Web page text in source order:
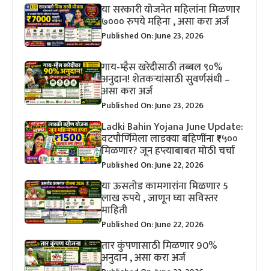
या सरकारी योजनेत महिलांना मिळणार
७००० रुपये महिना , असा करा अर्ज
Published On: June 23, 2026
गाय-म्हैस खरेदीसाठी तब्बल ९०%
अनुदान! शेतकऱ्यांसाठी सुवर्णसंधी –
असा करा अर्ज
Published On: June 23, 2026
Ladki Bahin Yojana June Update:
वटपौर्णिमेला लाडक्या बहिणींना ₹१५००
मिळणार? जून हप्त्याबाबत मोठी चर्चा
Published On: June 22, 2026
या ऊसतोड कामगारांना मिळणार 5
लाख रुपये , जाणून घ्या सविस्तर
माहिती
Published On: June 22, 2026
तार कुंपणासाठी मिळणार 90%
अनुदान , असा करा अर्ज